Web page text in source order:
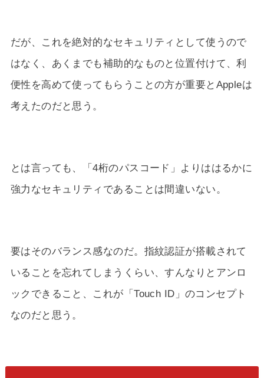
だが、これを絶対的なセキュリティとして使うので
はなく、あくまでも補助的なものと位置付けて、利
便性を高めて使ってもらうことの方が重要とAppleは
考えたのだと思う。
とは言っても、「4桁のパスコード」よりははるかに
強力なセキュリティであることは間違いない。
要はそのバランス感なのだ。指紋認証が搭載されて
いることを忘れてしまうくらい、すんなりとアンロ
ックできること、これが「Touch ID」のコンセプト
なのだと思う。